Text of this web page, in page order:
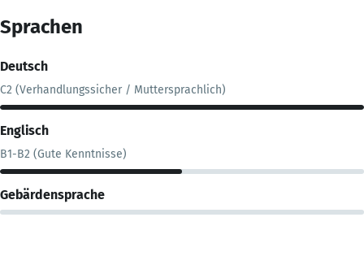
Sprachen
Deutsch
C2 (Verhandlungssicher / Muttersprachlich)
Englisch
B1-B2 (Gute Kenntnisse)
Gebärdensprache